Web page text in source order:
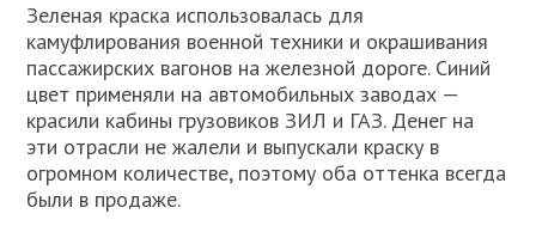
Зеленая краска использовалась для
камуфлирования военной техники и окрашивания
пассажирских вагонов на железной дороге. Синий
цвет применяли на автомобильных заводах —
красили кабины грузовиков ЗИЛ и ГАЗ. Денег на
эти отрасли не жалели и выпускали краску в
огромном количестве, поэтому оба оттенка всегда
были в продаже.